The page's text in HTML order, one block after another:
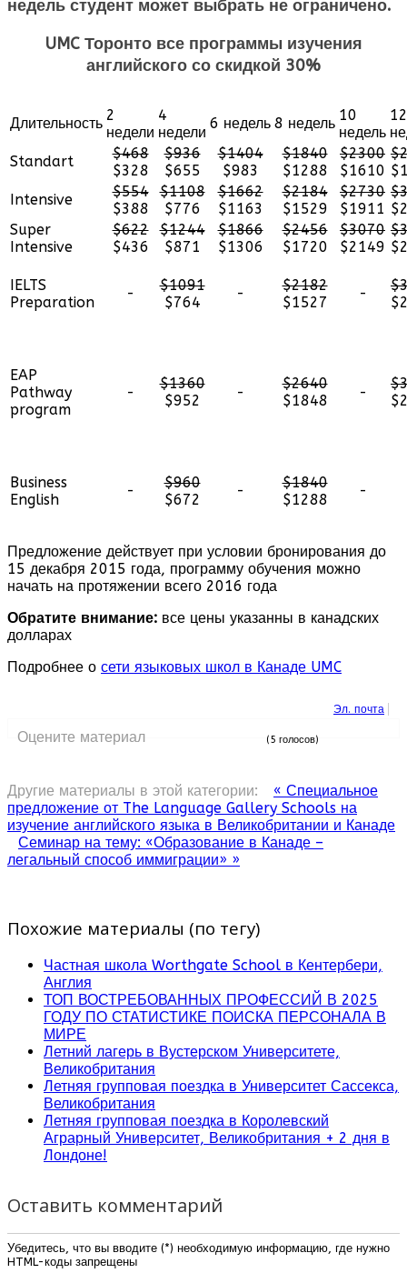
недель студент может выбрать не ограничено.
UMC Торонто все программы изучения
английского со скидкой 30%
Длительность 2
недели
4
недели
6 недель 8 недель 10
недель
12
Standart
$468
$328
$936
$655
$1404
$983
$1840
$1288
$2300
$1610
Intensive
$554
$388
$1108
$776
$1662
$1163
$2184
$1529
$2730
$1911
Super
Intensive
$622
$436
$1244
$871
$1866
$1306
$2456
$1720
$3070
$2149
IELTS
Preparation
-
$1091
$764
-
$2182
$1527
-
EAP
Pathway
program
-
$1360
$952
-
$2640
$1848
-
Business
English
-
$960
$672
-
$1840
$1288
-
Предложение действует при условии бронирования до
15 декабря 2015 года, программу обучения можно
начать на протяжении всего 2016 года
Обратите внимание: все цены указанны в канадских
долларах
Подробнее о сети языковых школ в Канаде UMC
Эл. почта
Оцените материал (5 голосов)
Другие материалы в этой категории:
« Специальное
предложение от The Language Gallery Schools на
изучение английского языка в Великобритании и Канаде
Семинар на тему: «Образование в Канаде –
легальный способ иммиграции» »
Похожие материалы (по тегу)
Частная школа Worthgate School в Кентербери,
Англия
ТОП ВОСТРЕБОВАННЫХ ПРОФЕССИЙ В 2025
ГОДУ ПО СТАТИСТИКЕ ПОИСКА ПЕРСОНАЛА В
МИРЕ
Летний лагерь в Вустерском Университете,
Великобритания
Летняя групповая поездка в Университет Сассекса,
Великобритания
Летняя групповая поездка в Королевский
Аграрный Университет, Великобритания + 2 дня в
Лондоне!
Оставить комментарий
Убедитесь, что вы вводите (*) необходимую информацию, где нужно
HTML-коды запрещены